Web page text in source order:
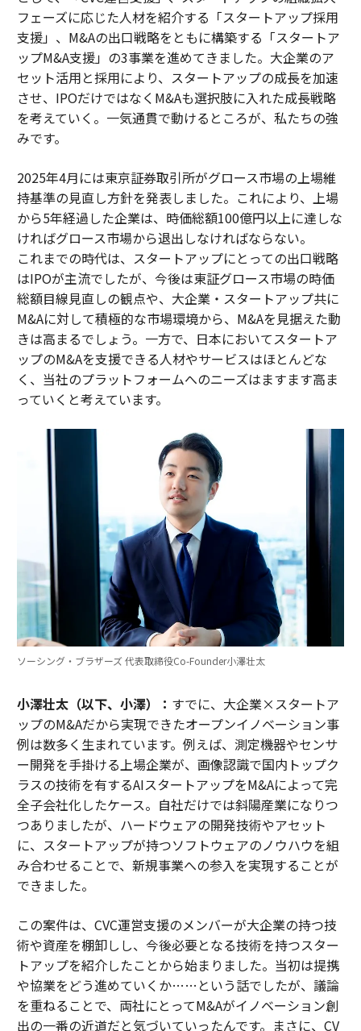
フェーズに応じた人材を紹介する「スタートアップ採用
支援」、M&Aの出口戦略をともに構築する「スタートア
ップM&A支援」の3事業を進めてきました。大企業のア
セット活用と採用により、スタートアップの成長を加速
させ、IPOだけではなくM&Aも選択肢に入れた成長戦略
を考えていく。一気通貫で動けるところが、私たちの強
みです。
2025年4月には東京証券取引所がグロース市場の上場維
持基準の見直し方針を発表しました。これにより、上場
から5年経過した企業は、時価総額100億円以上に達しな
ければグロース市場から退出しなければならない。
これまでの時代は、スタートアップにとっての出口戦略
はIPOが主流でしたが、今後は東証グロース市場の時価
総額目線見直しの観点や、大企業・スタートアップ共に
M&Aに対して積極的な市場環境から、M&Aを見据えた動
きは高まるでしょう。一方で、日本においてスタートア
ップのM&Aを支援できる人材やサービスはほとんどな
く、当社のプラットフォームへのニーズはますます高ま
っていくと考えています。
ソーシング・ブラザーズ 代表取締役Co-Founder小澤壮太
小澤壮太（以下、小澤）： すでに、大企業×スタートア
ップのM&Aだから実現できたオープンイノベーション事
例は数多く生まれています。例えば、測定機器やセンサ
ー開発を手掛ける上場企業が、画像認識で国内トップク
ラスの技術を有するAIスタートアップをM&Aによって完
全子会社化したケース。自社だけでは斜陽産業になりつ
つありましたが、ハードウェアの開発技術やアセット
に、スタートアップが持つソフトウェアのノウハウを組
み合わせることで、新規事業への参入を実現することが
できました。
この案件は、CVC運営支援のメンバーが大企業の持つ技
術や資産を棚卸しし、今後必要となる技術を持つスター
トアップを紹介したことから始まりました。当初は提携
や協業をどう進めていくか……という話でしたが、議論
を重ねることで、両社にとってM&Aがイノベーション創
出の一番の近道だと気づいていったんです。まさに、CV